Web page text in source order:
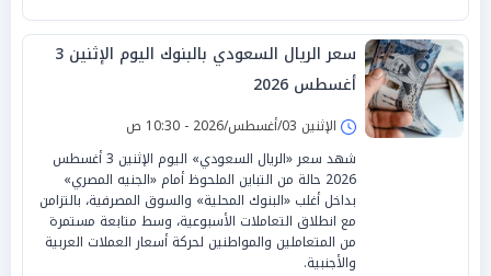
سعر الريال السعودي بالبنوك اليوم الإثنين 3
أغسطس 2026
الإثنين 03/أغسطس/2026 - 10:30 ص
شهد سعر «الريال السعودي» اليوم الإثنين 3 أغسطس
2026 حالة من التباين الملحوظ أمام «الجنيه المصري»
بداخل أغلب «البنوك المحلية» والسوق المصرفية، بالتزامن
مع انطلاق التعاملات الأسبوعية، وسط متابعة مستمرة
من المتعاملين والمواطنين لحركة أسعار العملات العربية
والأجنبية.